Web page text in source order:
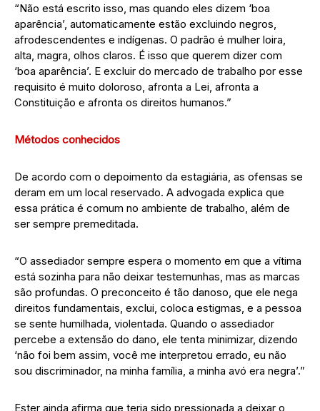
“Não está escrito isso, mas quando eles dizem ‘boa
aparência’, automaticamente estão excluindo negros,
afrodescendentes e indígenas. O padrão é mulher loira,
alta, magra, olhos claros. É isso que querem dizer com
‘boa aparência’. E excluir do mercado de trabalho por esse
requisito é muito doloroso, afronta a Lei, afronta a
Constituição e afronta os direitos humanos.”
Métodos conhecidos
De acordo com o depoimento da estagiária, as ofensas se
deram em um local reservado. A advogada explica que
essa prática é comum no ambiente de trabalho, além de
ser sempre premeditada.
“O assediador sempre espera o momento em que a vítima
está sozinha para não deixar testemunhas, mas as marcas
são profundas. O preconceito é tão danoso, que ele nega
direitos fundamentais, exclui, coloca estigmas, e a pessoa
se sente humilhada, violentada. Quando o assediador
percebe a extensão do dano, ele tenta minimizar, dizendo
‘não foi bem assim, você me interpretou errado, eu não
sou discriminador, na minha família, a minha avó era negra’.”
Ester ainda afirma que teria sido pressionada a deixar o